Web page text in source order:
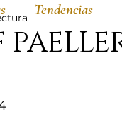
Tendencias